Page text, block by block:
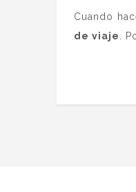
Cuando
de viaje
.